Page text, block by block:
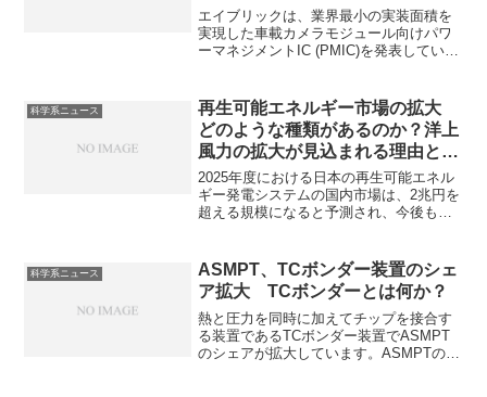
何か？需要が増えている理由は何
か？
エイブリックは、業界最小の実装面積を
実現した車載カメラモジュール向けパワ
ーマネジメントIC (PMIC)を発表していま
由を知ることができます。
科学系ニュース
再生可能エネルギー市場の拡大
どのような種類があるのか？洋上
風力の拡大が見込まれる理由と課
題は何か？
2025年度における日本の再生可能エネル
ギー発電システムの国内市場は、2兆円を
超える規模になると予測され、今後も、
ムにはどのような種類があるのか、特に
注目されている洋上風力の特徴や課題を
知ることができます。
科学系ニュース
ASMPT、TCボンダー装置のシェ
ア拡大 TCボンダーとは何か？
熱と圧力を同時に加えてチップを接合す
る装置であるTCボンダー装置でASMPT
のシェアが拡大しています。ASMPTの